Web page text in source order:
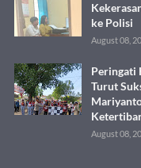
ke Polisi
August 08,
Peringati
Turut
August 08,